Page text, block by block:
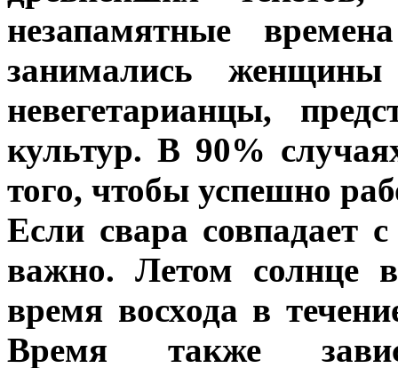
незапамятные
занимались
невегетарианцы,
культур. В 90%
того, чтобы успешно
Если свара совпадает
важно. Летом солнце
время восхода в
Время также